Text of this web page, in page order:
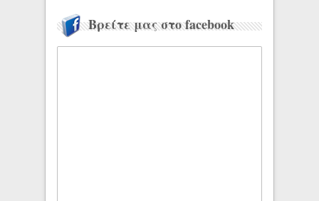
Βρείτε μας στο facebook